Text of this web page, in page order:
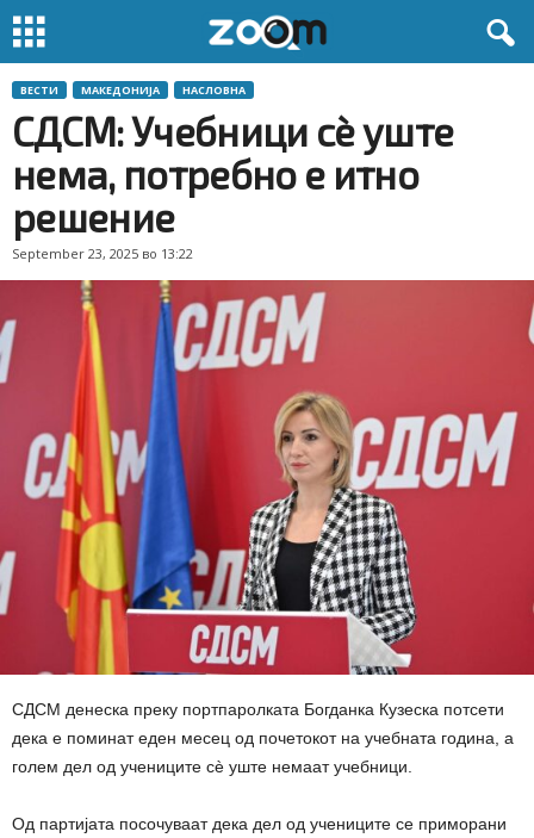
ВЕСТИ МАКЕДОНИЈА НАСЛОВНА
СДСМ: Учебници сè уште
нема, потребно е итно
решение
September 23, 2025 во 13:22
СДСМ денеска преку портпаролката Богданка Кузеска потсети
дека е поминат еден месец од почетокот на учебната година, а
голем дел од учениците сè уште немаат учебници.
Од партијата посочуваат дека дел од учениците се приморани